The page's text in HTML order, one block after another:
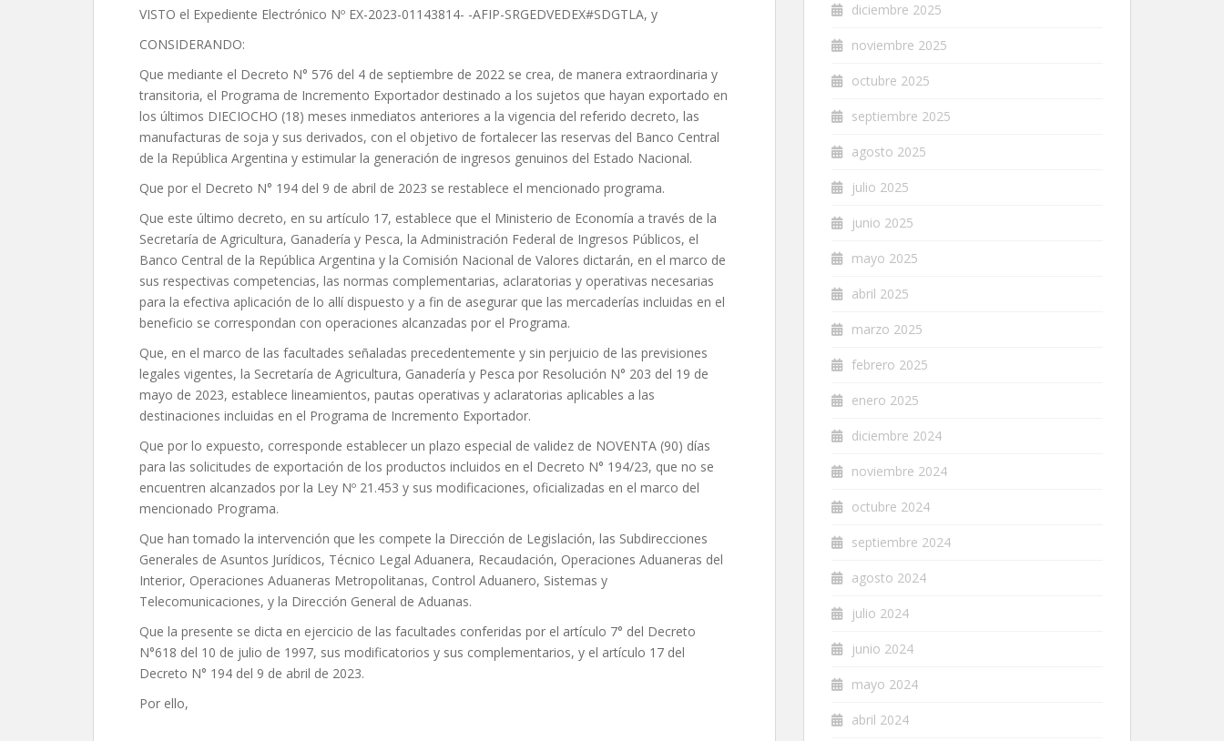
VISTO el Expediente Electrónico Nº EX-2023-01143814- -AFIP-SRGEDVEDEX#SDGTLA, y
CONSIDERANDO:
Que mediante el Decreto N° 576 del 4 de septiembre de 2022 se crea, de manera extraordinaria y
transitoria, el Programa de Incremento Exportador destinado a los sujetos que hayan exportado en
los últimos DIECIOCHO (18) meses inmediatos anteriores a la vigencia del referido decreto, las
manufacturas de soja y sus derivados, con el objetivo de fortalecer las reservas del Banco Central
de la República Argentina y estimular la generación de ingresos genuinos del Estado Nacional.
Que por el Decreto N° 194 del 9 de abril de 2023 se restablece el mencionado programa.
Que este último decreto, en su artículo 17, establece que el Ministerio de Economía a través de la
Secretaría de Agricultura, Ganadería y Pesca, la Administración Federal de Ingresos Públicos, el
Banco Central de la República Argentina y la Comisión Nacional de Valores dictarán, en el marco de
sus respectivas competencias, las normas complementarias, aclaratorias y operativas necesarias
para la efectiva aplicación de lo allí dispuesto y a fin de asegurar que las mercaderías incluidas en el
beneficio se correspondan con operaciones alcanzadas por el Programa.
Que, en el marco de las facultades señaladas precedentemente y sin perjuicio de las previsiones
legales vigentes, la Secretaría de Agricultura, Ganadería y Pesca por Resolución N° 203 del 19 de
mayo de 2023, establece lineamientos, pautas operativas y aclaratorias aplicables a las
destinaciones incluidas en el Programa de Incremento Exportador.
Que por lo expuesto, corresponde establecer un plazo especial de validez de NOVENTA (90) días
para las solicitudes de exportación de los productos incluidos en el Decreto N° 194/23, que no se
encuentren alcanzados por la Ley Nº 21.453 y sus modificaciones, oficializadas en el marco del
mencionado Programa.
Que han tomado la intervención que les compete la Dirección de Legislación, las Subdirecciones
Generales de Asuntos Jurídicos, Técnico Legal Aduanera, Recaudación, Operaciones Aduaneras del
Interior, Operaciones Aduaneras Metropolitanas, Control Aduanero, Sistemas y
Telecomunicaciones, y la Dirección General de Aduanas.
Que la presente se dicta en ejercicio de las facultades conferidas por el artículo 7° del Decreto
N°618 del 10 de julio de 1997, sus modificatorios y sus complementarios, y el artículo 17 del
Decreto N° 194 del 9 de abril de 2023.
Por ello,
diciembre 2025
noviembre 2025
octubre 2025
septiembre 2025
agosto 2025
julio 2025
junio 2025
mayo 2025
abril 2025
marzo 2025
febrero 2025
enero 2025
diciembre 2024
noviembre 2024
octubre 2024
septiembre 2024
agosto 2024
julio 2024
junio 2024
mayo 2024
abril 2024